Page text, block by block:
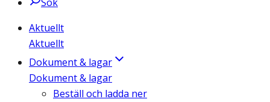
Aktuellt
Aktuellt
Dokument & lagar
Dokument & lagar
Beställ och ladda ner